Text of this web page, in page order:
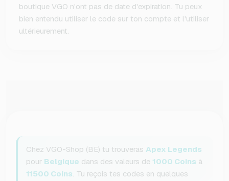
boutique VGO n'ont pas de date d'expiration. Tu peux
bien entendu utiliser le code sur ton compte et l'utiliser
ultérieurement.
Chez VGO-Shop (BE) tu trouveras Apex Legends
pour Belgique dans des valeurs de 1000 Coins à
11500 Coins. Tu reçois tes codes en quelques